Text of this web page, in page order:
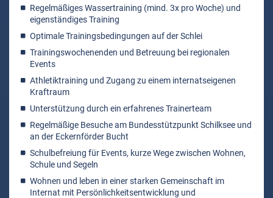
Regelmäßiges Wassertraining (mind. 3x pro Woche) und
eigenständiges Training
Optimale Trainingsbedingungen auf der Schlei
Trainingswochenenden und Betreuung bei regionalen
Events
Athletiktraining und Zugang zu einem internatseigenen
Kraftraum
Unterstützung durch ein erfahrenes Trainerteam
Regelmäßige Besuche am Bundesstützpunkt Schilksee und
an der Eckernförder Bucht
Schulbefreiung für Events, kurze Wege zwischen Wohnen,
Schule und Segeln
Wohnen und leben in einer starken Gemeinschaft im
Internat mit Persönlichkeitsentwicklung und